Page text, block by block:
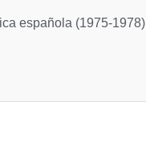
española (1975-1978)